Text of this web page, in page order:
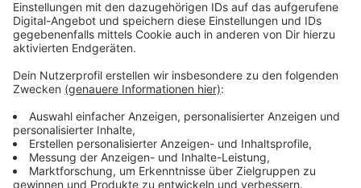
gemeinsam aus ihrer Schule in die DRK-Kinderklinik
nach Siegen gefahren worden. Drei Erwachsene sind
ins St.-Marien-Krankenhaus in Siegen gekommen. Die
geklagt haben. Die ärztlichen Leiter Rettungsdienst
nehmen Kontakt mit den Eltern der Schwimmschüler
aus Siegen und Wilnsdorf auf. Sie raten betroffenen
Eltern, im Fall von gesundheitlichen
Beeinträchtigungen bei einem Kind nach dem heutigen
Schwimmunterricht die DRK-Kinderklinik in Siegen